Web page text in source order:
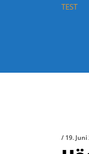
TEST
19. Juni